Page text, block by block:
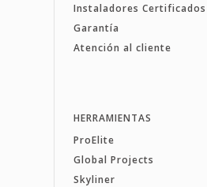
Instaladores Certificados
Garantía
Atención al cliente
HERRAMIENTAS
ProElite
Global Projects
Skyliner